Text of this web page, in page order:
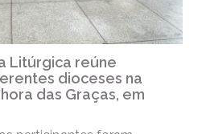
Litúrgica reúne
dioceses na
das Graças, em